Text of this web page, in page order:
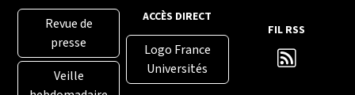
Revue de
presse
Veille
ACCÈS DIRECT
Logo France
Universités
FIL RSS